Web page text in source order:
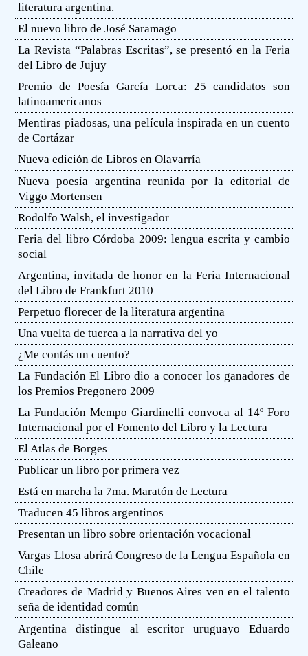
literatura argentina.
El nuevo libro de José Saramago
La Revista “Palabras Escritas”, se presentó en la Feria
del Libro de Jujuy
Premio de Poesía García Lorca: 25 candidatos son
latinoamericanos
Mentiras piadosas, una película inspirada en un cuento
de Cortázar
Nueva edición de Libros en Olavarría
Nueva poesía argentina reunida por la editorial de
Viggo Mortensen
Rodolfo Walsh, el investigador
Feria del libro Córdoba 2009: lengua escrita y cambio
social
Argentina, invitada de honor en la Feria Internacional
del Libro de Frankfurt 2010
Perpetuo florecer de la literatura argentina
Una vuelta de tuerca a la narrativa del yo
¿Me contás un cuento?
La Fundación El Libro dio a conocer los ganadores de
los Premios Pregonero 2009
La Fundación Mempo Giardinelli convoca al 14º Foro
Internacional por el Fomento del Libro y la Lectura
El Atlas de Borges
Publicar un libro por primera vez
Está en marcha la 7ma. Maratón de Lectura
Traducen 45 libros argentinos
Presentan un libro sobre orientación vocacional
Vargas Llosa abrirá Congreso de la Lengua Española en
Chile
Creadores de Madrid y Buenos Aires ven en el talento
seña de identidad común
Argentina distingue al escritor uruguayo Eduardo
Galeano